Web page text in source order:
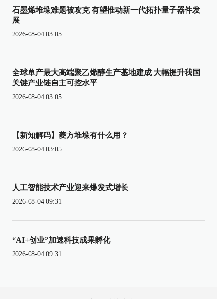
石墨烯堆垛难题被攻克 有望推动新一代拓扑量子器件发
展
2026-08-04 03:05
全球单产最大高端聚乙烯醇生产基地建成 大幅提升我国
关键产业链自主可控水平
2026-08-04 03:05
【新知解码】菱方堆垛有什么用？
2026-08-04 03:05
人工智能技术产业迎来爆发式增长
2026-08-04 09:31
“AI+创业”加速科技成果孵化
2026-08-04 09:31